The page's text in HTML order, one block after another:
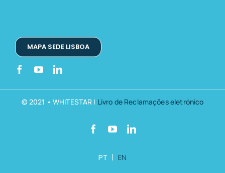
MAPA SEDE LISBOA
© 2021 • WHITESTAR | Livro de Reclamações eletrónico
PT | EN